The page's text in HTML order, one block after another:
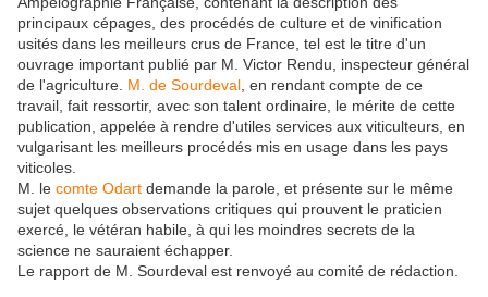
principaux cépages, des procédés de culture et de vinification
usités dans les meilleurs crus de France, tel est le titre d'un
ouvrage important publié par M. Victor Rendu, inspecteur général
de l'agriculture. M. de Sourdeval , en rendant compte de ce
travail, fait ressortir, avec son talent ordinaire, le mérite de cette
publication, appelée à rendre d'utiles services aux viticulteurs, en
vulgarisant les meilleurs procédés mis en usage dans les pays
viticoles.
M. le comte Odart demande la parole, et présente sur le même
sujet quelques observations critiques qui prouvent le praticien
exercé, le vétéran habile, à qui les moindres secrets de la
science ne sauraient échapper.
Le rapport de M. Sourdeval est renvoyé au comité de rédaction.